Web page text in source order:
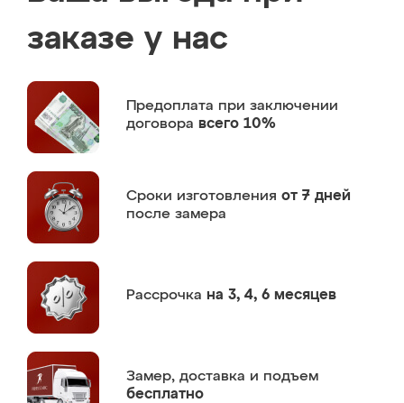
заказе у нас
Предоплата при заключении
договора всего 10%
Сроки изготовления от 7 дней
после замера
Рассрочка на 3, 4, 6 месяцев
Замер, доставка и подъем
бесплатно